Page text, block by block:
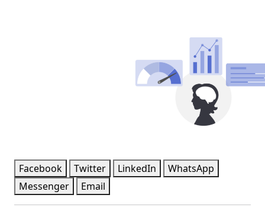
Facebook Twitter LinkedIn
WhatsApp
Messenger
Email